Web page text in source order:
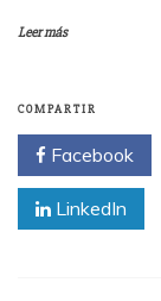
Leer más
COMPARTIR
Facebook
LinkedIn